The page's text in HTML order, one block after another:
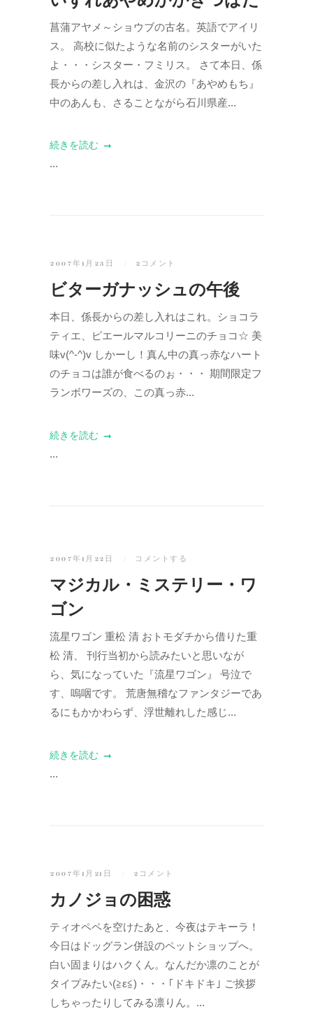
菖蒲アヤメ～ショウブの古名。英語でアイリ
ス。 高校に似たような名前のシスターがいた
よ・・・シスター・フミリス。 さて本日、係
長からの差し入れは、金沢の『あやめもち』
中のあんも、さることながら石川県産...
続きを読む
...
2007年1月23日 2コメント
ビターガナッシュの午後
本日、係長からの差し入れはこれ。ショコラ
ティエ、ピエールマルコリーニのチョコ☆ 美
味v(^-^)v しかーし！真ん中の真っ赤なハート
のチョコは誰が食べるのぉ・・・ 期間限定フ
ランボワーズの、この真っ赤...
続きを読む
...
2007年1月22日 コメントする
マジカル・ミステリー・ワ
ゴン
流星ワゴン 重松 清 おトモダチから借りた重
松 清、 刊行当初から読みたいと思いなが
ら、気になっていた『流星ワゴン』 号泣で
す、嗚咽です。 荒唐無稽なファンタジーであ
るにもかかわらず、浮世離れした感じ...
続きを読む
...
2007年1月21日 2コメント
カノジョの困惑
ティオペペを空けたあと、今夜はテキーラ！
今日はドッグラン併設のペットショップへ。
白い固まりはハクくん。なんだか凛のことが
タイプみたい(≧ε≦)・・・｢ドキドキ｣ ご挨拶
しちゃったりしてみる凛りん。...